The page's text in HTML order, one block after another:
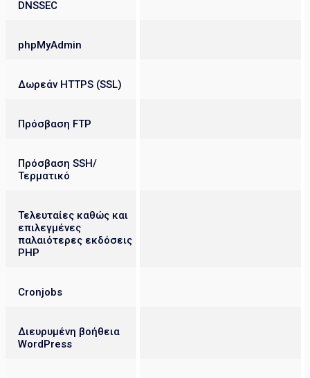
DNSSEC
phpMyAdmin
Δωρεάν HTTPS (SSL)
Πρόσβαση FTP
Πρόσβαση SSH/
Τερματικό
Τελευταίες καθώς και
επιλεγμένες
παλαιότερες εκδόσεις
PHP
Cronjobs
Διευρυμένη βοήθεια
WordPress